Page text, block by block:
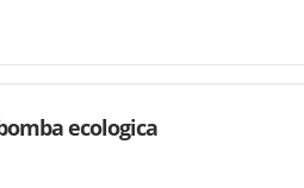
ecologica